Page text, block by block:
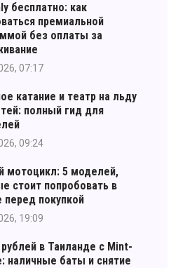
бесплатно: как
премиальной
без оплаты за
07:17
катание и театр на льду
полный гид для
09:24
мотоцикл: 5 моделей,
стоит попробовать в
перед покупкой
19:09
в Таиланде с Mint-
наличные баты и снятие